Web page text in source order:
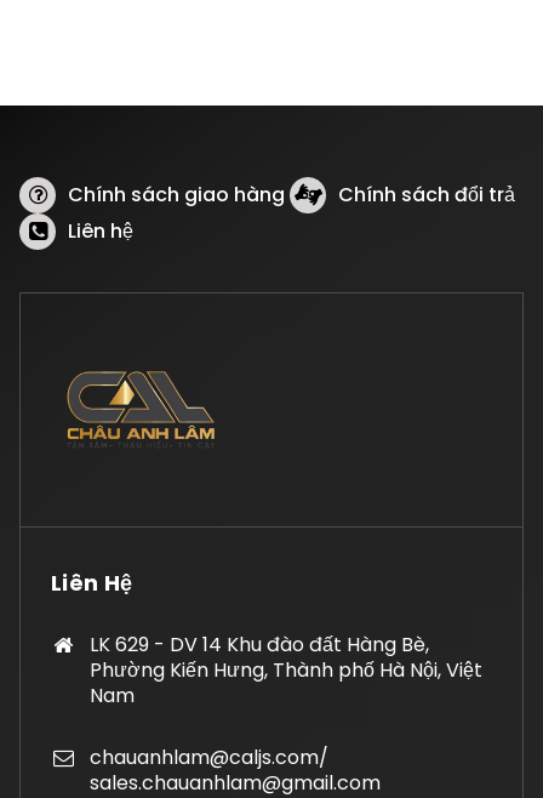
Chính sách giao hàng
Chính sách đổi trả
Liên hệ
Liên Hệ
LK 629 - DV 14 Khu đào đất Hàng Bè,
Phường Kiến Hưng, Thành phố Hà Nội, Việt
Nam
chauanhlam@caljs.com/
sales.chauanhlam@gmail.com